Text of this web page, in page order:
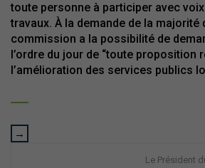
toute personne à participer avec
travaux. À la demande de la majorité
commission a la possibilité de
l’ordre du jour de “toute proposition
l’amélioration des services publics
Le Président